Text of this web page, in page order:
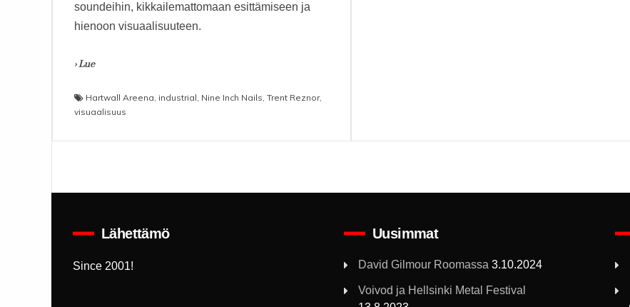
soundeihin, kikkailemattomaan esittämiseen ja
hienoon visuaalisuuteen.
› Lue
Hartwall Areena, industrial, Nine Inch Nails, Trent Reznor,
visuaalisuus
Lähettämö
Since 2001!
Uusimmat
David Gilmour Roomassa 3.10.2024
Voivod ja Hellsinki Metal Festival